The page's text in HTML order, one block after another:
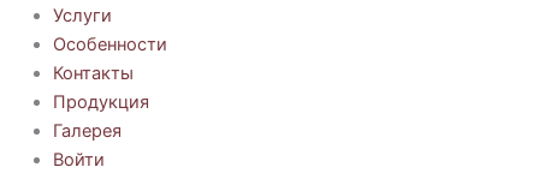
Услуги
Особенности
Контакты
Продукция
Галерея
Войти